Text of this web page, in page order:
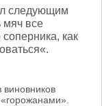
следующим
мяч все
соперника, как
виновников